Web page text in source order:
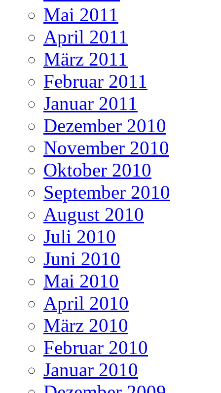
Mai 2011
April 2011
März 2011
Februar 2011
Januar 2011
Dezember 2010
November 2010
Oktober 2010
September 2010
August 2010
Juli 2010
Juni 2010
Mai 2010
April 2010
März 2010
Februar 2010
Januar 2010